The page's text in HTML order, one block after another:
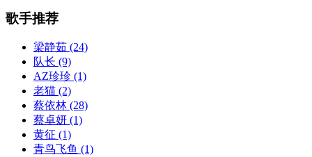
歌手推荐
梁静茹 (24)
队长 (9)
AZ珍珍 (1)
老猫 (2)
蔡依林 (28)
蔡卓妍 (1)
黄征 (1)
青鸟飞鱼 (1)